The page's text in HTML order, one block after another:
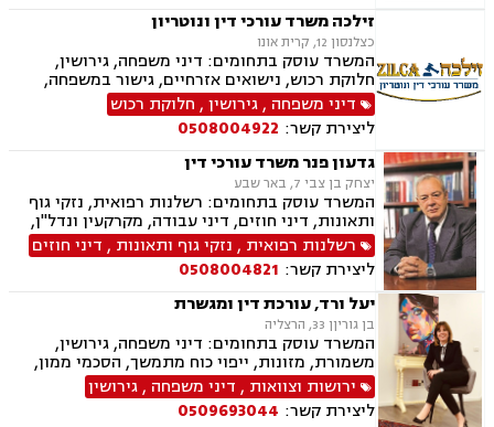
זילכה משרד עורכי דין ונוטריון
כצלנסון 12, קרית אונו
המשרד עוסק בתחומים: דיני משפחה, גירושין,
חלוקת רכוש, נישואים אזרחיים, גישור במשפחה,
ירושות וצוואות, הסכמי ממון, אפוטרופסות,
משמורת, מזונות, ייפוי כוח מתמשך, דיני עבודה,
דיני מקרקעין, תמ"א 38, מגרשים לבניה , הפקעת
קרקעות, פינוי בינוי, תכנון ובניה, עסקאות מכר דירה,
ליקויי בנייה, מיסוי נדל"ן, נדל"ן, נזיקין, לשון הרע,
תאונות דרכים, תאונות עבודה, דיני חברות, ליווי
עסקי, ליווי מיזמי סטארטאפ, קניין רוחני, רשלנות
רפואית, רשלנות רפואית - רפואת שיניים, משרד
הביטחון, נכי צה"ל, משפט צבאי
דיני משפחה ,גירושין, חלוקת רכוש
ליצירת קשר: 0508004922
גדעון פנר משרד עורכי דין
יצחק בן צבי 7, באר שבע
המשרד עוסק בתחומים: רשלנות רפואית, נזקי גוף
ותאונות, דיני חוזים, דיני עבודה, מקרקעין ונדל"ן,
דיני משפחה, בנקים, פלילי, נזקי גוף, תאונות עבודה,
תאונות דרכים, משפט מסחרי, תביעות ביטוח ונזקי
רכוש, ייפוי כוח מתמשך, נוטריון , רשלנות רפואית-
הריון ולידה, לשון הרע, תאונות ספורט, בריאות
הנפש, אובדן כושר עבודה , תאונות תלמידים,
תאונות עקב רשלנות, נזקי רכוש, קבלנות חוזית,
השקעות בחו"ל, דין משמעתי, עובדים זרים, זכויות
נשים בהריון, תכנון ובניה, דיור מוגן, אגודות
שיתופיות, ליקויי בנייה, מושבים וקיבוצים , ועוד
רשלנות רפואית , נזקי גוף ותאונות , דיני חוזים
ליצירת קשר: 0508004821
יעל ורד, עורכת דין ומגשרת
בן גוריןן 33, הרצליה
המשרד עוסק בתחומים: דיני משפחה, גירושין,
משמורת, מזונות, ייפוי כוח מתמשך, הסכמי ממון,
ירושות וצוואות, גישור במשפחה, חלוקת רכוש,
ידועים בציבור
ירושות וצוואות , דיני משפחה ,גירושין
ליצירת קשר: 0509693044